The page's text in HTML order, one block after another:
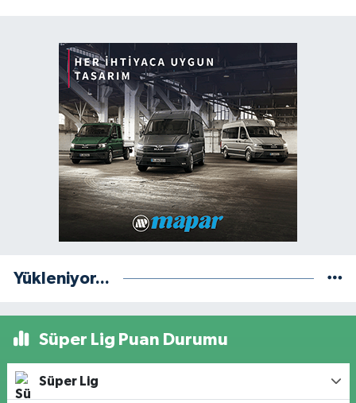
Yükleniyor...
Süper Lig Puan Durumu
Süper Lig